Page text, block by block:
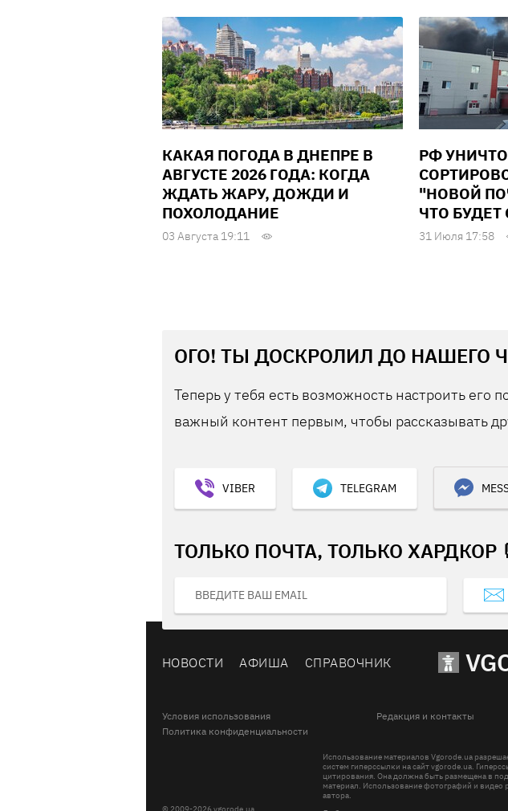
КАКАЯ ПОГОДА В ДНЕПРЕ В
АВГУСТЕ 2026 ГОДА: КОГДА
ЖДАТЬ ЖАРУ, ДОЖДИ И
ПОХОЛОДАНИЕ
03 Августа 19:11
РФ
"НОВОЙ
ЧТО
31 Июля 17:58
ОГО! ТЫ ДОСКРОЛИЛ ДО НАШЕГО
Теперь у тебя есть возможность настроить его
важный контент первым, чтобы рассказывать
VIBER TELEGRAM
ТОЛЬКО ПОЧТА, ТОЛЬКО ХАРДКОР
НОВОСТИ АФИША СПРАВОЧНИК
Условия использования Редакция и контакты
Политика конфиденциальности
© 2009-2026 vgorode.ua
Использование материалов Vgorode.ua
систем гиперссылки на сайт vgorode.ua.
цитирования. Она должна быть размещена в
материал. Использование фотографий и видео
автора.